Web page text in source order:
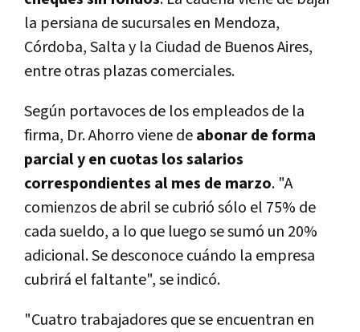
la persiana de sucursales en Mendoza,
Córdoba, Salta y la Ciudad de Buenos Aires,
entre otras plazas comerciales.
Según portavoces de los empleados de la
firma, Dr. Ahorro viene deabonar de forma
parcial y en cuotas los salarios
correspondientes al mes de marzo. "A
comienzos de abril se cubrió sólo el 75% de
cada sueldo, a lo que luego se sumó un 20%
adicional. Se desconoce cuándo la empresa
cubrirá el faltante", se indicó.
"Cuatro trabajadores que se encuentran en